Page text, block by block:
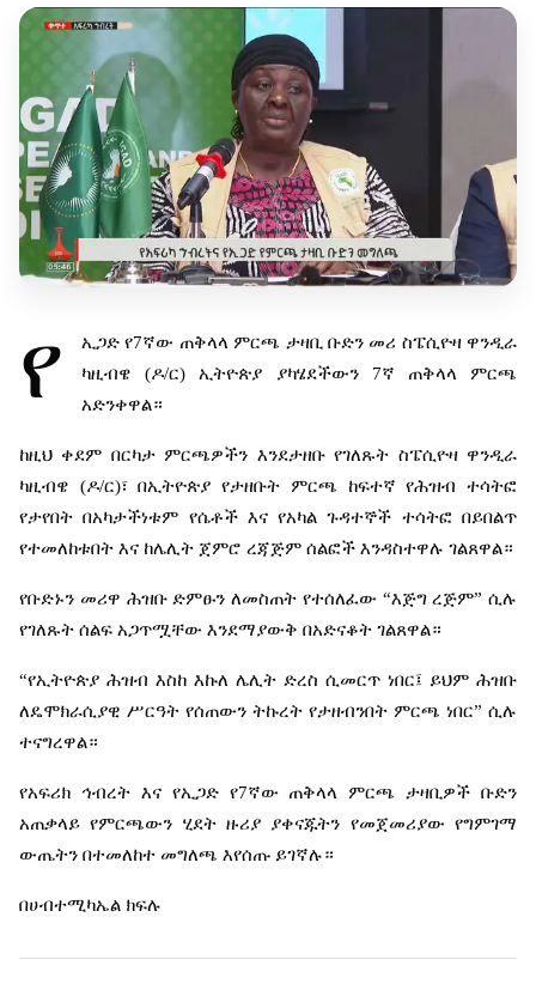
የ ኢጋድ የ7ኛው ጠቅላላ ምርጫ ታዛቢ ቡድን መሪ ስፔሲዮዛ ዋንዲራ
ካዚብዌ (ዶ/ር)ኢትዮጵያ ያካሄደችውን7ኛ ጠቅላላ
ምርጫ
አድንቀዋል።
ከዚህ ቀደም በርካታ ምርጫዎችን እንደታዘቡ የገለጹት ስፔሲዮዛ ዋንዲራ
ካዚብዌ (ዶ/ር)፣ በኢትዮጵያ የታዘቡት ምርጫ ከፍተኛ የሕዝብ ተሳትፎ
የታየበት በአካታችነቱም የሴቶች እና የአካል ጉዳተኞች ተሳትፎ በይበልጥ
የተመለከቱበት እና ከሌሊት ጀምሮ ረጃጅም ሰልፎች እንዳስተዋሉ ገልጸዋል።
የቡድኑን መሪዋ ሕዝቡ ድምፁን ለመስጠት የተሰለፈው “እጅግ ረጅም” ሲሉ
የገለጹት ሰልፍ አጋጥሟቸው እንደማያውቅ በአድናቆት ገልጸዋል።
“የኢትዮጵያ ሕዝብ እስከ እኩለ ሌሊት ድረስ ሲመርጥ ነበር፤ ይህም ሕዝቡ
ለዴሞክራሲያዊ ሥርዓት የሰጠውን ትኩረት የታዘብንበት ምርጫ ነበር” ሲሉ
ተናግረዋል።
የአፍሪክ ኅብረት እና የኢጋድ የ7ኛው ጠቅላላ ምርጫ ታዛቢዎች ቡድን
አጠቃላይ የምርጫውን ሂደት ዙሪያ ያቀናጁትን የመጀመሪያው የግምገማ
ውጤትን በተመለከተ መግለጫ እየሰጡ ይገኛሉ።
በሀብተሚካኤል ክፍሉ